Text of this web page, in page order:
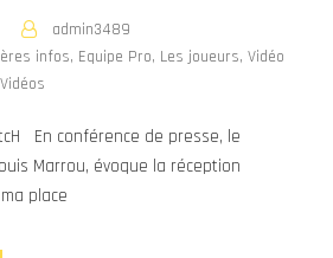
admin3489
infos, Equipe Pro, Les joueurs, Vidéo
Vidéos
En conférence de presse, le
Marrou, évoque la réception
place